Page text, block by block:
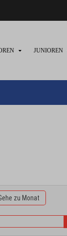
JUNIOREN
zu Monat